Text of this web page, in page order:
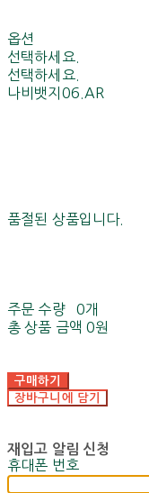
옵션
선택하세요.
선택하세요.
나비뱃지06.AR
품절된 상품입니다.
주문 수량
0개
총 상품 금액 0원
구매하기
장바구니에 담기
재입고 알림 신청
휴대폰 번호